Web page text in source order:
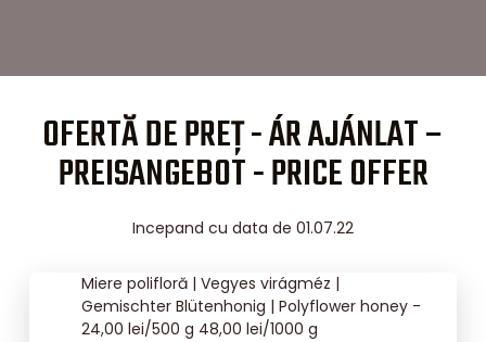
OFERTĂ DE PREȚ - ÁR AJÁNLAT –
PREISANGEBOT - PRICE OFFER
Incepand cu data de 01.07.22
Miere polifloră | Vegyes virágméz |
Gemischter Blütenhonig | Polyflower honey -
24,00 lei/500 g 48,00 lei/1000 g